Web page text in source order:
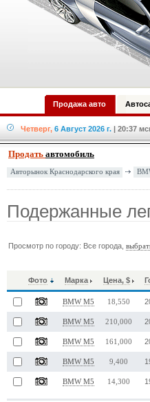
Продажа авто
Четверг, 6 Август 2026 г. | 20:37
Продать автомобиль
Авторынок Краснодарского края
Подержанные
Просмотр по городу: Все города,
Фото Марка Цена, $
BMW M5 18,550
BMW M5 210,000
BMW M5 161,000
BMW M5 9,400
BMW M5 14,300